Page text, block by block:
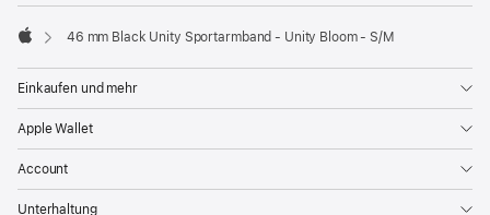
neues
46 mm Black Unity Sportarmband - Unity Bloom - S/M
Einkaufen und mehr
Apple Wallet
Account
Unterhaltung